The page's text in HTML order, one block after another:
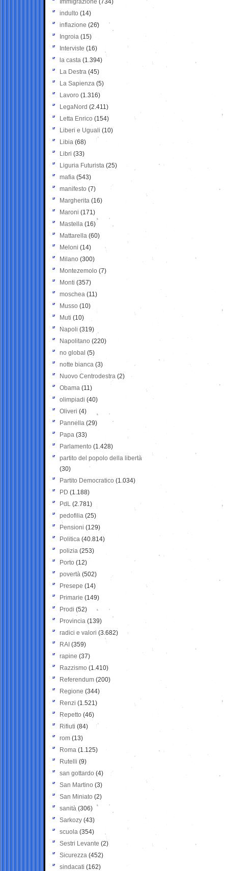
Immigrazione (734)
indulto (14)
inflazione (26)
Ingroia (15)
Interviste (16)
la casta (1.394)
La Destra (45)
La Sapienza (5)
Lavoro (1.316)
LegaNord (2.411)
Letta Enrico (154)
Liberi e Uguali (10)
Libia (68)
Libri (33)
Liguria Futurista (25)
mafia (543)
manifesto (7)
Margherita (16)
Maroni (171)
Mastella (16)
Mattarella (60)
Meloni (14)
Milano (300)
Montezemolo (7)
Monti (357)
moschea (11)
Musso (10)
Muti (10)
Napoli (319)
Napolitano (220)
no global (5)
notte bianca (3)
Nuovo Centrodestra (2)
Obama (11)
olimpiadi (40)
Oliveri (4)
Pannella (29)
Papa (33)
Parlamento (1.428)
partito del popolo della libertà
(30)
Partito Democratico (1.034)
PD (1.188)
PdL (2.781)
pedofilia (25)
Pensioni (129)
Politica (40.814)
polizia (253)
Porto (12)
povertà (502)
Presepe (14)
Primarie (149)
Prodi (52)
Provincia (139)
radici e valori (3.682)
RAI (359)
rapine (37)
Razzismo (1.410)
Referendum (200)
Regione (344)
Renzi (1.521)
Repetto (46)
Rifiuti (84)
rom (13)
Roma (1.125)
Rutelli (9)
san gottardo (4)
San Martino (3)
San Miniato (2)
sanità (306)
Sarkozy (43)
scuola (354)
Sestri Levante (2)
Sicurezza (452)
sindacati (162)